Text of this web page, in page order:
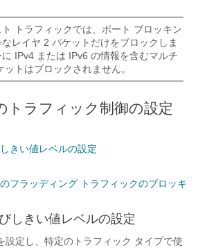
トラフィックでは、ポート ブロッキン
レイヤ 2 パケットだけをブロックしま
IPv4 または IPv6 の情報を含むマルチ
ットはブロックされません。
トラフィック制御の設定
きい値レベルの設定
フラッディング トラフィックのブロッキ
しきい値レベルの設定
設定し、特定のトラフィック タイプで使